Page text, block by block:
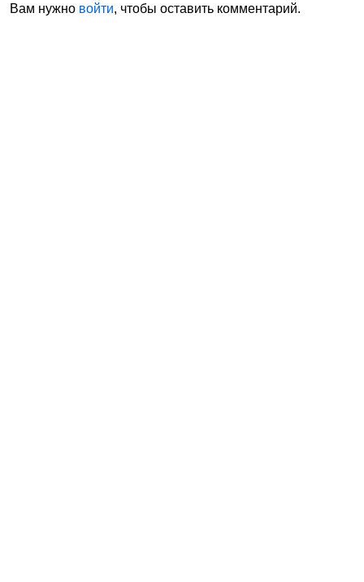
Вам нужно войти, чтобы оставить комментарий.